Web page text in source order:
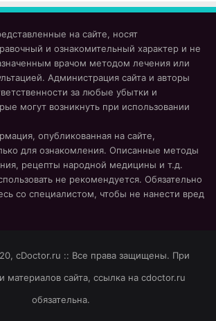
на сайте, носят
и ознакомительный характер и не
врачом методом лечения или
Администрация сайта и авторы
за любые убытки и
могут возникнуть при использовании
опубликованная на сайте,
для ознакомления. Описанные методы
рецепты народной медицины и т.д.
не рекомендуется. Обязательно
со специалистом, чтобы не нанести вред
cDoctor.ru :: Все права защищены. При
материалов сайта, ссылка на cdoctor.ru
обязательна.